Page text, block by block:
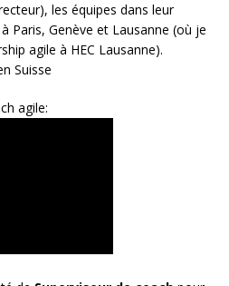
les équipes dans leur
Paris, Genève et Lausanne (où je
agile à HEC Lausanne).
Suisse
agile: